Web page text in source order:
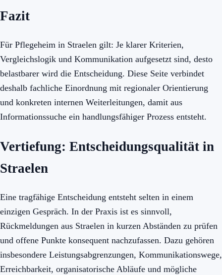
Fazit
Für Pflegeheim in Straelen gilt: Je klarer Kriterien,
Vergleichslogik und Kommunikation aufgesetzt sind, desto
belastbarer wird die Entscheidung. Diese Seite verbindet
deshalb fachliche Einordnung mit regionaler Orientierung
und konkreten internen Weiterleitungen, damit aus
Informationssuche ein handlungsfähiger Prozess entsteht.
Vertiefung: Entscheidungsqualität in
Straelen
Eine tragfähige Entscheidung entsteht selten in einem
einzigen Gespräch. In der Praxis ist es sinnvoll,
Rückmeldungen aus Straelen in kurzen Abständen zu prüfen
und offene Punkte konsequent nachzufassen. Dazu gehören
insbesondere Leistungsabgrenzungen, Kommunikationswege,
Erreichbarkeit, organisatorische Abläufe und mögliche